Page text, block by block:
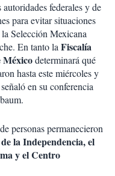
federales y de
para evitar situaciones
Selección Mexicana
En tanto laFiscalía
Méxicodeterminará qué
hasta este miércoles y
en su conferencia
personas permanecieron
la Independencia, el
y el Centro